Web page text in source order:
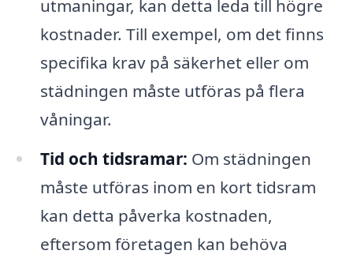
utmaningar, kan detta leda till högre
kostnader. Till exempel, om det finns
specifika krav på säkerhet eller om
städningen måste utföras på flera
våningar.
Tid och tidsramar: Om städningen
måste utföras inom en kort tidsram
kan detta påverka kostnaden,
eftersom företagen kan behöva